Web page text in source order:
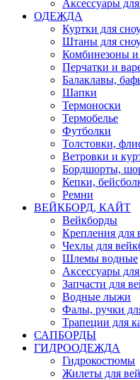
Аксессуары
ОДЕЖДА
Куртки для
Штаны для
Комбинезоны
Перчатки и
Балаклавы,
Шапки
Термоноски
Термобелье
Футболки
Толстовки,
Ветровки и
Бордшорты,
Кепки,
Ремни
ВЕЙКБОРД, КАЙТ
Вейкборды
Крепления для
Чехлы для
Шлемы водные
Аксессуары
Запчасти для
Водные лыжи
Фалы, ручки
Трапеции для
САПБОРДЫ
ГИДРООДЕЖДА
Гидрокостюмы
Жилеты для